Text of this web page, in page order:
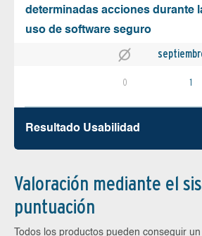
determinadas acciones durante
uso de software seguro
0 1
Resultado Usabilidad
Valoración mediante el
puntuación
Todos los productos pueden conseguir